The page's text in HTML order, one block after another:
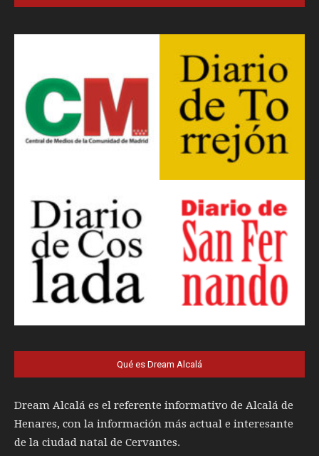
Qué es Dream Alcalá
Dream Alcalá es el referente informativo de Alcalá de
Henares, con la información más actual e interesante
de la ciudad natal de Cervantes.